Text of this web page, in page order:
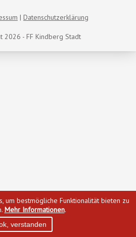
2026 - FF Kindberg Stadt
Datenschutzerklärung
um bestmögliche Funktionalität bieten zu
Mehr Informationen.
verstanden